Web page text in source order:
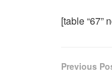
[table “67”
Previous